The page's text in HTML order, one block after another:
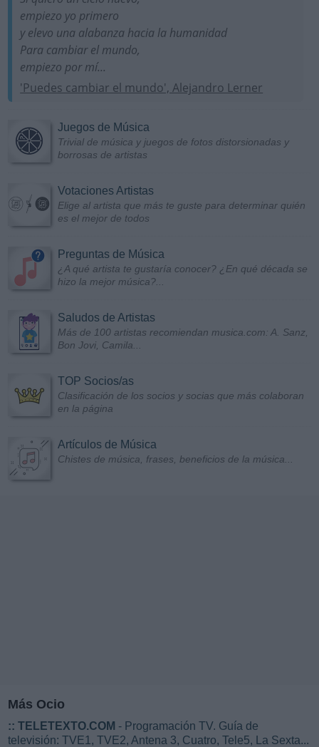
empiezo yo primero
y elevo una alabanza hacia la humanidad
Para cambiar el mundo,
empiezo por mí...
'Puedes cambiar el mundo', Alejandro Lerner
Juegos de Música
Trivial de música y juegos de fotos distorsionadas y
borrosas de artistas
Votaciones Artistas
Elige al artista que más te guste para determinar quién
es el mejor de todos
Preguntas de Música
¿A qué artista te gustaría conocer? ¿En qué década se
hizo la mejor música?...
Saludos de Artistas
Más de 100 artistas recomiendan musica.com: A. Sanz,
Bon Jovi, Camila...
TOP Socios/as
Clasificación de los socios y socias que más colaboran
en la página
Artículos de Música
Chistes de música, frases, beneficios de la música...
Más Ocio
:: TELETEXTO.COM - Programación TV. Guía de
televisión: TVE1, TVE2, Antena 3, Cuatro, Tele5, La Sexta...